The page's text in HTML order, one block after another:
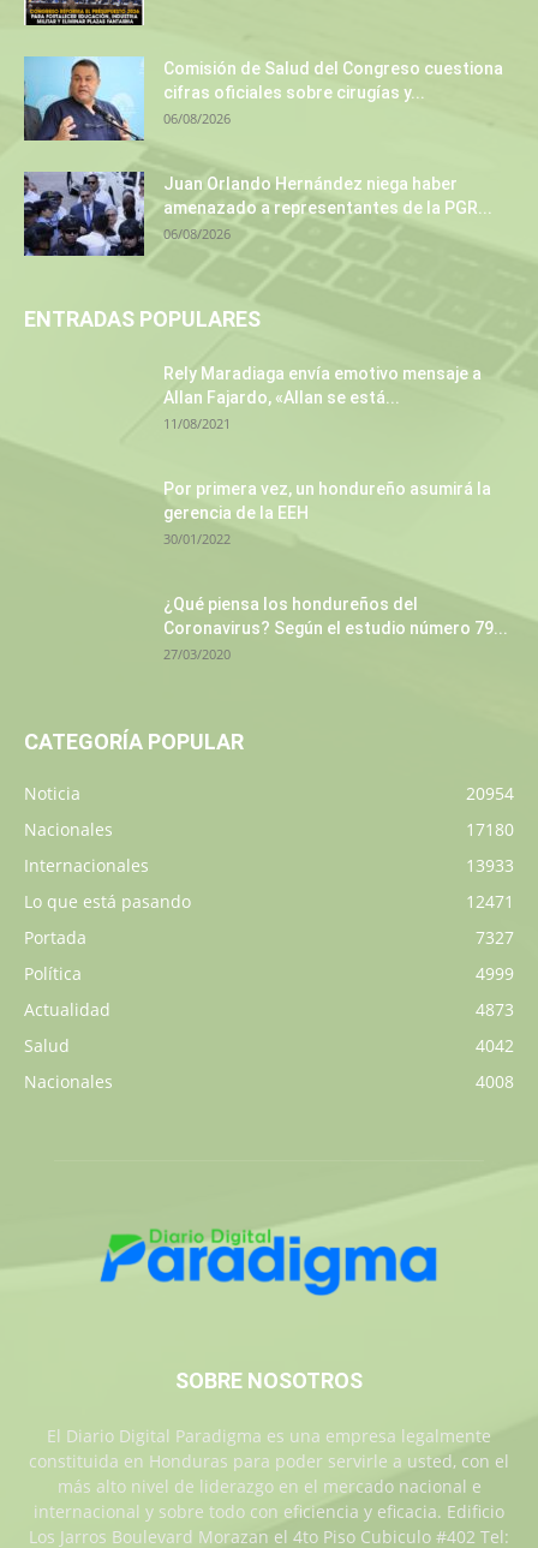
Comisión de Salud del Congreso cuestiona
cifras oficiales sobre cirugías y...
06/08/2026
Juan Orlando Hernández niega haber
amenazado a representantes de la PGR...
06/08/2026
ENTRADAS POPULARES
Rely Maradiaga envía emotivo mensaje a
Allan Fajardo, «Allan se está...
11/08/2021
Por primera vez, un hondureño asumirá la
gerencia de la EEH
30/01/2022
¿Qué piensa los hondureños del
Coronavirus? Según el estudio número 79...
27/03/2020
CATEGORÍA POPULAR
Noticia
20954
Nacionales
17180
Internacionales
13933
Lo que está pasando
12471
Portada
7327
Política
4999
Actualidad
4873
Salud
4042
Nacionales
4008
SOBRE NOSOTROS
El Diario Digital Paradigma es una empresa legalmente
constituida en Honduras para poder servirle a usted, con el
más alto nivel de liderazgo en el mercado nacional e
internacional y sobre todo con eficiencia y eficacia. Edificio
Los Jarros Boulevard Morazan el 4to Piso Cubiculo #402 Tel: